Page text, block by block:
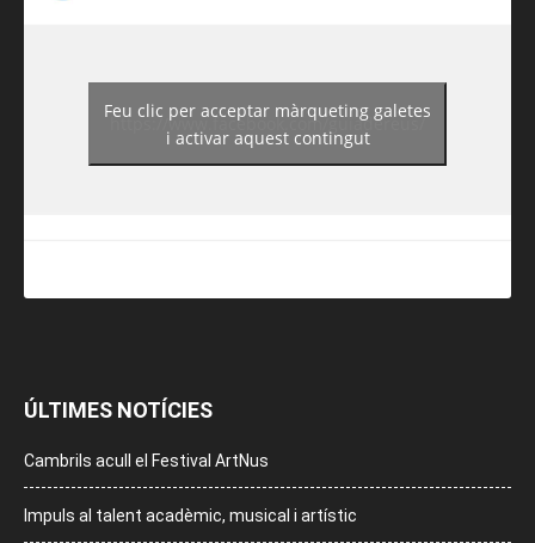
https://www.facebook.com/guiadereus/
Feu clic per acceptar màrqueting galetes
i activar aquest contingut
ÚLTIMES NOTÍCIES
Cambrils acull el Festival ArtNus
Impuls al talent acadèmic, musical i artístic